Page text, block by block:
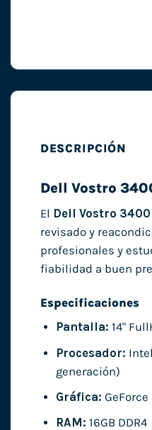
DESCRIPCIÓN
Dell Vostro
El Dell Vostro 3400
revisado y
profesionales y
fiabilidad a buen
Especificaciones
Pantalla: 14"
Procesador:
generación)
Gráfica:
RAM: 16GB DDR4